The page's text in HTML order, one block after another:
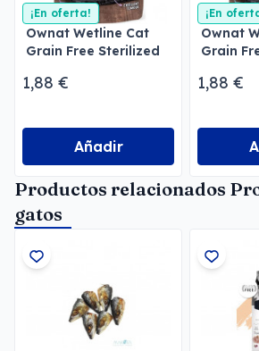
¡En oferta!
Ownat Wetline Cat
Grain Free Sterilized
1,88 €
Añadir
¡En
Ownat
Grain
1,88 €
Productos relacionados
gatos